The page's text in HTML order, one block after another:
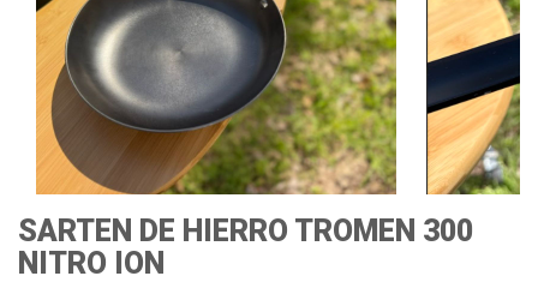
SARTEN DE HIERRO TROMEN 300
NITRO ION
Otras formas de pago
Todas las opciones de pago a través de
Mercado Pago
Transferencia bancaria
Otras formas de pago
Todas las opciones de pago a través de
Mercado Pago
Transferencia bancaria
Beneficio valido entre el 08/05/2023 y el
14/05/2023
Beneficio ICBC
9 cuotas sin interés en producto
seleccionados
Beneficio valido entre el 08/05/2023 y el
14/05/2023